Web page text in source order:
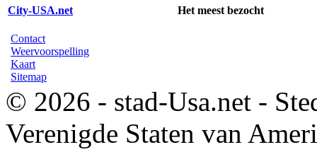
City-USA.net Het meest bezocht
Contact
Weervoorspelling
Kaart
Sitemap
© 2026 - stad-Usa.net -
Verenigde Staten van